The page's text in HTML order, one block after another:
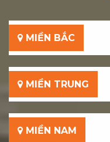
MIỀN BẮC
MIỀN TRUNG
MIỀN NAM